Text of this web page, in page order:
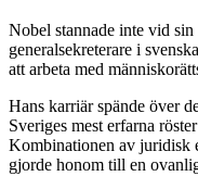
Nobel stannade inte vid
generalsekreterare i
att arbeta med
Hans karriär spände över
Sveriges mest erfarna
Kombinationen av juridisk
gjorde honom till en